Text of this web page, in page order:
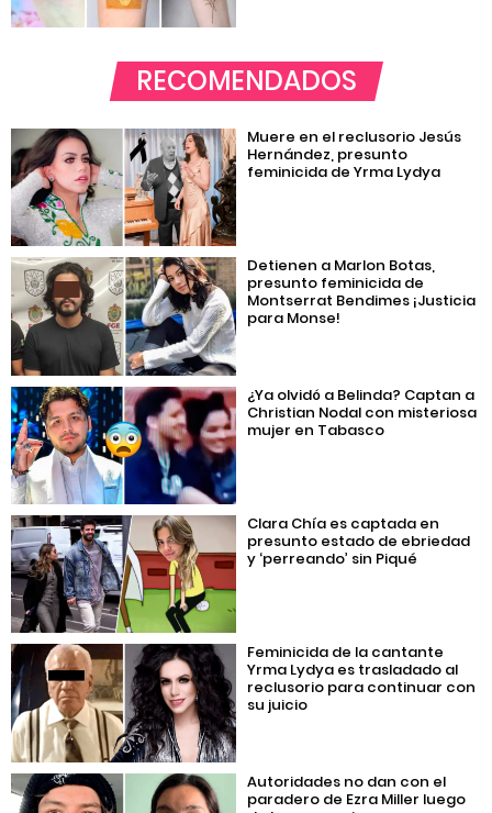
RECOMENDADOS
Muere en el reclusorio Jesús
Hernández, presunto
feminicida de Yrma Lydya
Detienen a Marlon Botas,
presunto feminicida de
Montserrat Bendimes ¡Justicia
para Monse!
¿Ya olvidó a Belinda? Captan a
Christian Nodal con misteriosa
mujer en Tabasco
Clara Chía es captada en
presunto estado de ebriedad
y ‘perreando’ sin Piqué
Feminicida de la cantante
Yrma Lydya es trasladado al
reclusorio para continuar con
su juicio
Autoridades no dan con el
paradero de Ezra Miller luego